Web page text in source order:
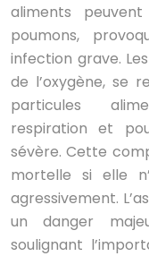
aliments
poumons,
infection grave.
de l’oxygène, se
particules
respiration et
sévère. Cette
mortelle si elle
agressivement.
un danger
soulignant